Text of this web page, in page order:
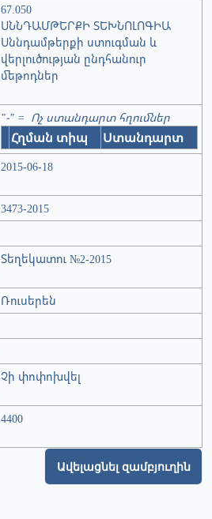
67.050
ՍՆՆԴԱՄԹԵՐՔԻ ՏԵԽՆՈԼՈԳԻԱ
Սննդամթերքի ստուգման և
վերլուծության ընդհանուր
մեթոդներ
"-" = Ոչ ստանդարտ հղումներ
Հղման տիպ Ստանդարտ
2015-06-18
3473-2015
Տեղեկատու №2-2015
Ռուսերեն
Չի փոփոխվել
4400
Ավելացնել զամբյուղին